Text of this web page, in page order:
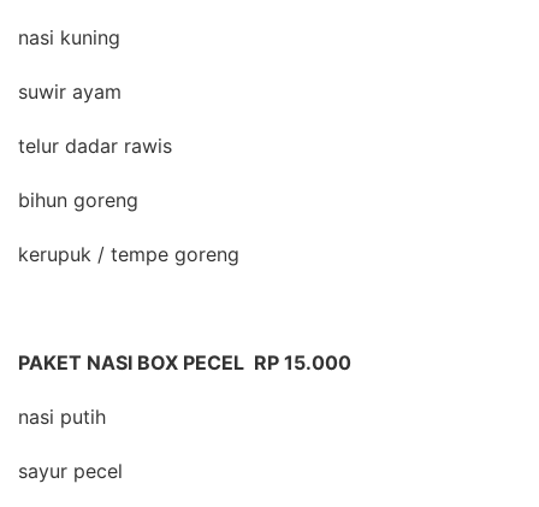
nasi kuning
suwir ayam
telur dadar rawis
bihun goreng
kerupuk / tempe goreng
PAKET NASI BOX PECEL RP 15.000
nasi putih
sayur pecel